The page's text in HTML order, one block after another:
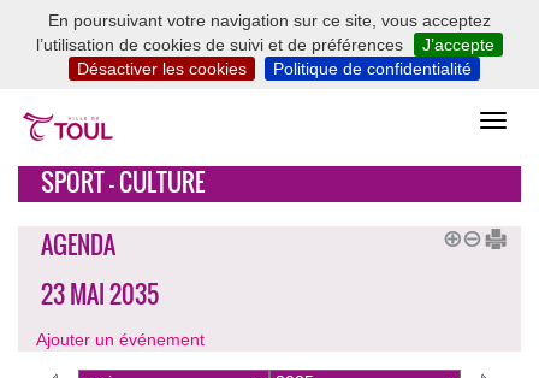
En poursuivant votre navigation sur ce site, vous acceptez
l’utilisation de cookies de suivi et de préférences
J’accepte
Désactiver les cookies
Politique de confidentialité
SPORT - CULTURE
AGENDA
23 MAI 2035
Ajouter un événement